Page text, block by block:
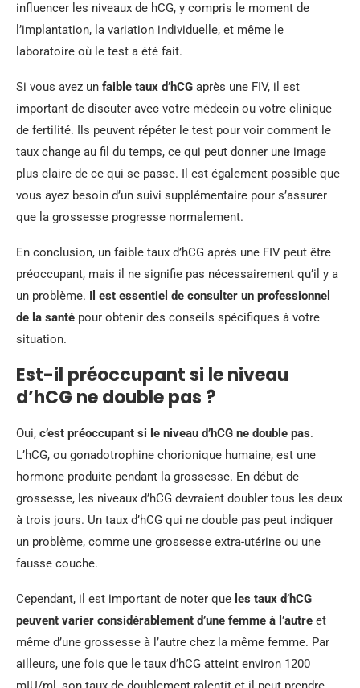
influencer les niveaux de hCG, y compris le moment de
l’implantation, la variation individuelle, et même le
laboratoire où le test a été fait.
Si vous avez un faible taux d’hCG après une FIV, il est
important de discuter avec votre médecin ou votre clinique
de fertilité. Ils peuvent répéter le test pour voir comment le
taux change au fil du temps, ce qui peut donner une image
plus claire de ce qui se passe. Il est également possible que
vous ayez besoin d’un suivi supplémentaire pour s’assurer
que la grossesse progresse normalement.
En conclusion, un faible taux d’hCG après une FIV peut être
préoccupant, mais il ne signifie pas nécessairement qu’il y a
un problème. Il est essentiel de consulter un professionnel
de la santé pour obtenir des conseils spécifiques à votre
situation.
Est-il préoccupant si le niveau
d’hCG ne double pas ?
Oui, c’est préoccupant si le niveau d’hCG ne double pas.
L’hCG, ou gonadotrophine chorionique humaine, est une
hormone produite pendant la grossesse. En début de
grossesse, les niveaux d’hCG devraient doubler tous les deux
à trois jours. Un taux d’hCG qui ne double pas peut indiquer
un problème, comme une grossesse extra-utérine ou une
fausse couche.
Cependant, il est important de noter que les taux d’hCG
peuvent varier considérablement d’une femme à l’autre et
même d’une grossesse à l’autre chez la même femme. Par
ailleurs, une fois que le taux d’hCG atteint environ 1200